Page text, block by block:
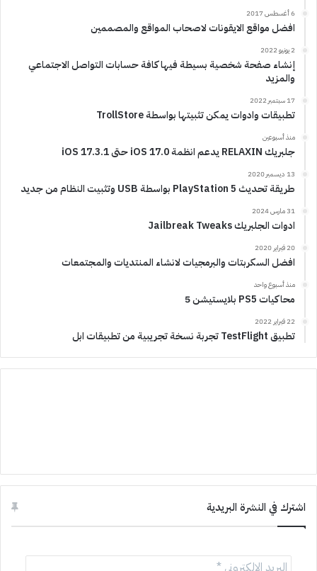
6 أغسطس 2017
افضل مواقع الايقونات لاصحاب المواقع والمصممين
2 يونيو 2022
إنشاء صفحة شخصية بسيطة فيها كافة حسابات التواصل الاجتماعي
والمزيد
17 سبتمبر 2022
تطبيقات وادوات يمكن تثبيتها بواسطة TrollStore
منذ أسبوعين
جلبريك RELAXIN يدعم انظمة iOS 17.0 حتى iOS 17.3.1
13 ديسمبر 2020
طريقة تحديث PlayStation 5 بواسطة USB وتثبيت النظام من جديد
31 مارس 2024
ادوات الجلبريك Jailbreak Tweaks
20 فبراير 2020
افضل السكربتات والبرمجيات لانشاء المنتديات والمجتمعات
منذ أسبوع واحد
محاكيات PS5 بلايستيشن 5
22 فبراير 2022
تطبيق TestFlight تجربة نسخة تجريبية من تطبيقات ابل
اشترك في النشرة البريدية